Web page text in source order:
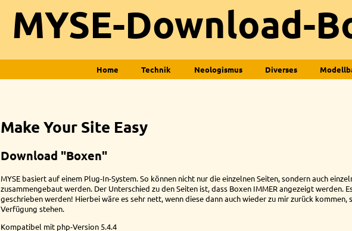
MYSE-Download-
Home Technik Neologismus Diverses
Make Your Site Easy
Download "Boxen"
MYSE basiert auf einem Plug-In-System. So können nicht nur die einzelnen Seiten, sondern auch
zusammengebaut werden. Der Unterschied zu den Seiten ist, dass Boxen IMMER angezeigt werden.
geschrieben werden! Hierbei wäre es sehr nett, wenn diese dann auch wieder zu mir zurück kommen,
Verfügung stehen.
Kompatibel mit php-Version 5.4.4